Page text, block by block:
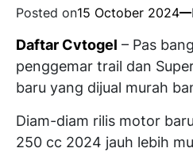
Posted on15 October 2024
Daftar Cvtogel – Pas
penggemar trail dan
baru yang dijual murah
Diam-diam rilis motor
250 cc 2024 jauh lebih